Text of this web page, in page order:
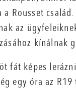
Rousset
az
kínálnak
fát képes
egy óra az